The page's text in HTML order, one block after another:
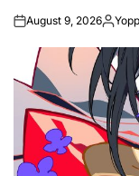
onAugust 9, 2026Posted